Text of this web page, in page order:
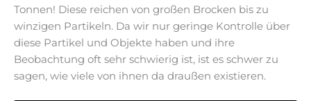
Tonnen! Diese reichen von großen Brocken bis zu
winzigen Partikeln. Da wir nur geringe Kontrolle über
diese Partikel und Objekte haben und ihre
Beobachtung oft sehr schwierig ist, ist es schwer zu
sagen, wie viele von ihnen da draußen existieren.